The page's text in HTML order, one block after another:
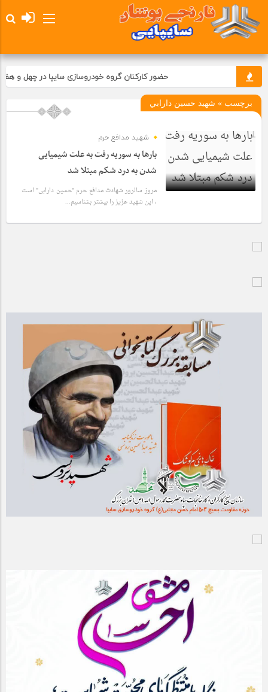
حضور کارکنان گروه خودروسازی سایپا در چهل و
برچسب » شهيد حسين دارابي
شهيد مدافع حرم
بارها به سوریه رفت به علت شیمیایی
شدن به درد شکم مبتلا شد
مروز سالرور شهادت مدافع حرم "حسین دارابی" است
، این شهید عزیز را بیشتر بشناسیم...